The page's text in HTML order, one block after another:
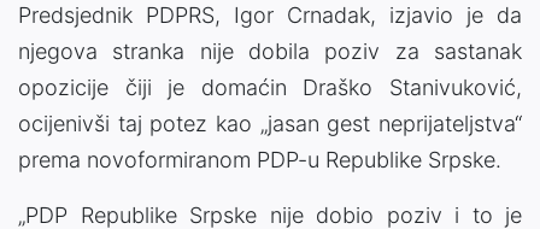
Predsjednik PDPRS, Igor Crnadak, izjavio je da
njegova stranka nije dobila poziv za sastanak
opozicije čiji je domaćin Draško Stanivuković,
ocijenivši taj potez kao „jasan gest neprijateljstva“
prema novoformiranom PDP-u Republike Srpske.
„PDP Republike Srpske nije dobio poziv i to je